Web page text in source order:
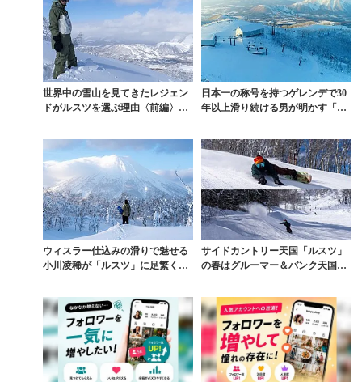
世界中の雪山を見てきたレジェン
ドがルスツを選ぶ理由〈前編〉
日本一の称号を持つゲレンデで30
年以上滑り続ける男が明かす「ル
ウィスラー仕込みの滑りで魅せる
小川凌稀が「ルスツ」に足繁く通
サイドカントリー天国「ルスツ」
の春はグルーマー＆バンク天国。